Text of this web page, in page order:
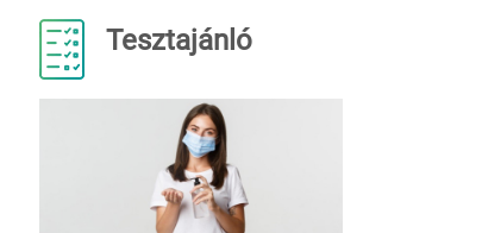
Tesztajánló